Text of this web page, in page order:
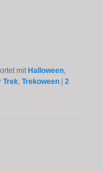
mit Halloween,
Trek,Trekoween |2